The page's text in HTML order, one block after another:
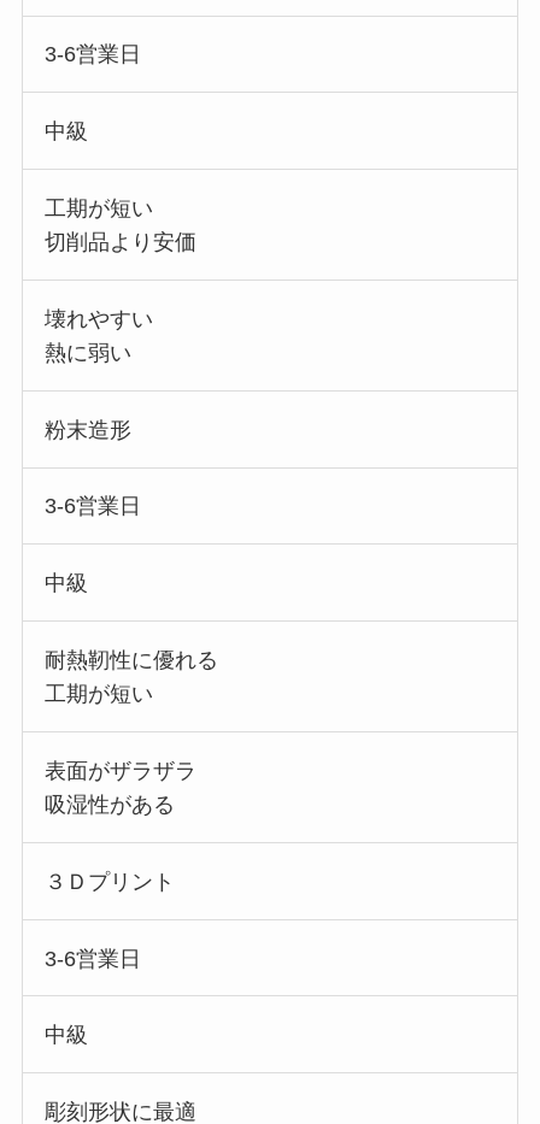
3-6営業日
中級
工期が短い
切削品より安価
壊れやすい
熱に弱い
粉末造形
3-6営業日
中級
耐熱靭性に優れる
工期が短い
表面がザラザラ
吸湿性がある
３Ｄプリント
3-6営業日
中級
彫刻形状に最適